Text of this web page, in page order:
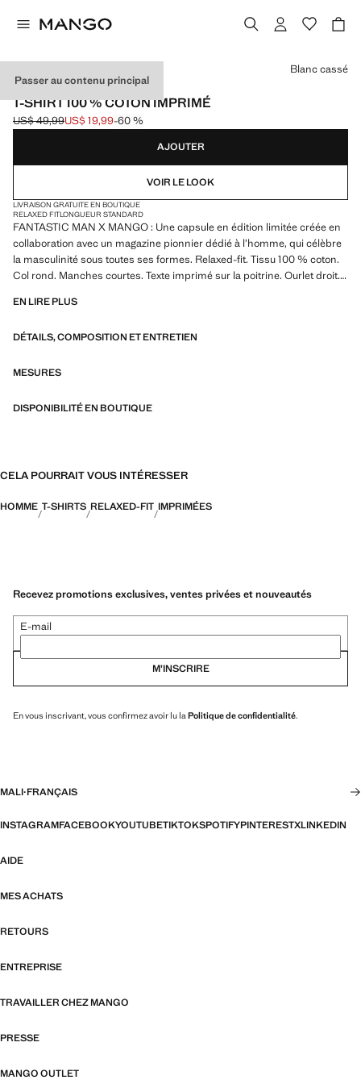
Passer au contenu principal
FANTASTIC MAN X MANGO
T-SHIRT 100 % COTON IMPRIMÉ
Prix initial barré [US$ 49,99 ]
US$ 49,99
Prix actuel [US$ 19,99 ]
US$ 19,99-60 %
Choisissez une couleur
Blanc cassé
AJOUTER
VOIR LE LOOK
LIVRAISON GRATUITE EN BOUTIQUE
RELAXED FITLONGUEUR STANDARD
FANTASTIC MAN X MANGO : Une capsule en édition limitée créée en
collaboration avec un magazine pionnier dédié à l’homme, qui célèbre
la masculinité sous toutes ses formes. Relaxed-fit. Tissu 100 % coton.
Col rond. Manches courtes. Texte imprimé sur la poitrine. Ourlet droit.
EN LIRE PLUS
DÉTAILS, COMPOSITION ET ENTRETIEN
MESURES
DISPONIBILITÉ EN BOUTIQUE
CELA POURRAIT VOUS INTÉRESSER
HOMME T-SHIRTS RELAXED-FIT IMPRIMÉES
Recevez promotions exclusives, ventes privées et nouveautés
E-mail
M’INSCRIRE
En vous inscrivant, vous confirmez avoir lu la Politique de confidentialité.
MALI·FRANÇAIS
INSTAGRAMFACEBOOKYOUTUBETIKTOKSPOTIFYPINTERESTXLINKEDIN
AIDE
MES ACHATS
RETOURS
ENTREPRISE
TRAVAILLER CHEZ MANGO
PRESSE
MANGO OUTLET